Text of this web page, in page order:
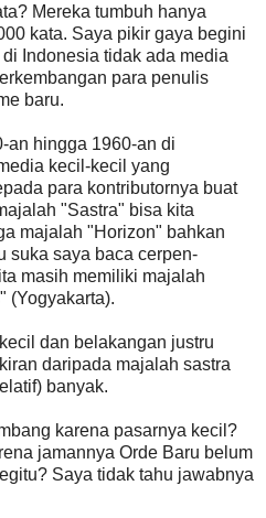
Mereka tumbuh hanya
kata. Saya pikir gaya begini
Indonesia tidak ada media
para penulis
baru.
an hingga 1960-an di
kecil-kecil yang
para kontributornya buat
"Sastra" bisa kita
majalah "Horizon" bahkan
suka saya baca cerpen-
masih memiliki majalah
(Yogyakarta).
dan belakangan justru
daripada majalah sastra
banyak.
karena pasarnya kecil?
jamannya Orde Baru belum
Saya tidak tahu jawabnya